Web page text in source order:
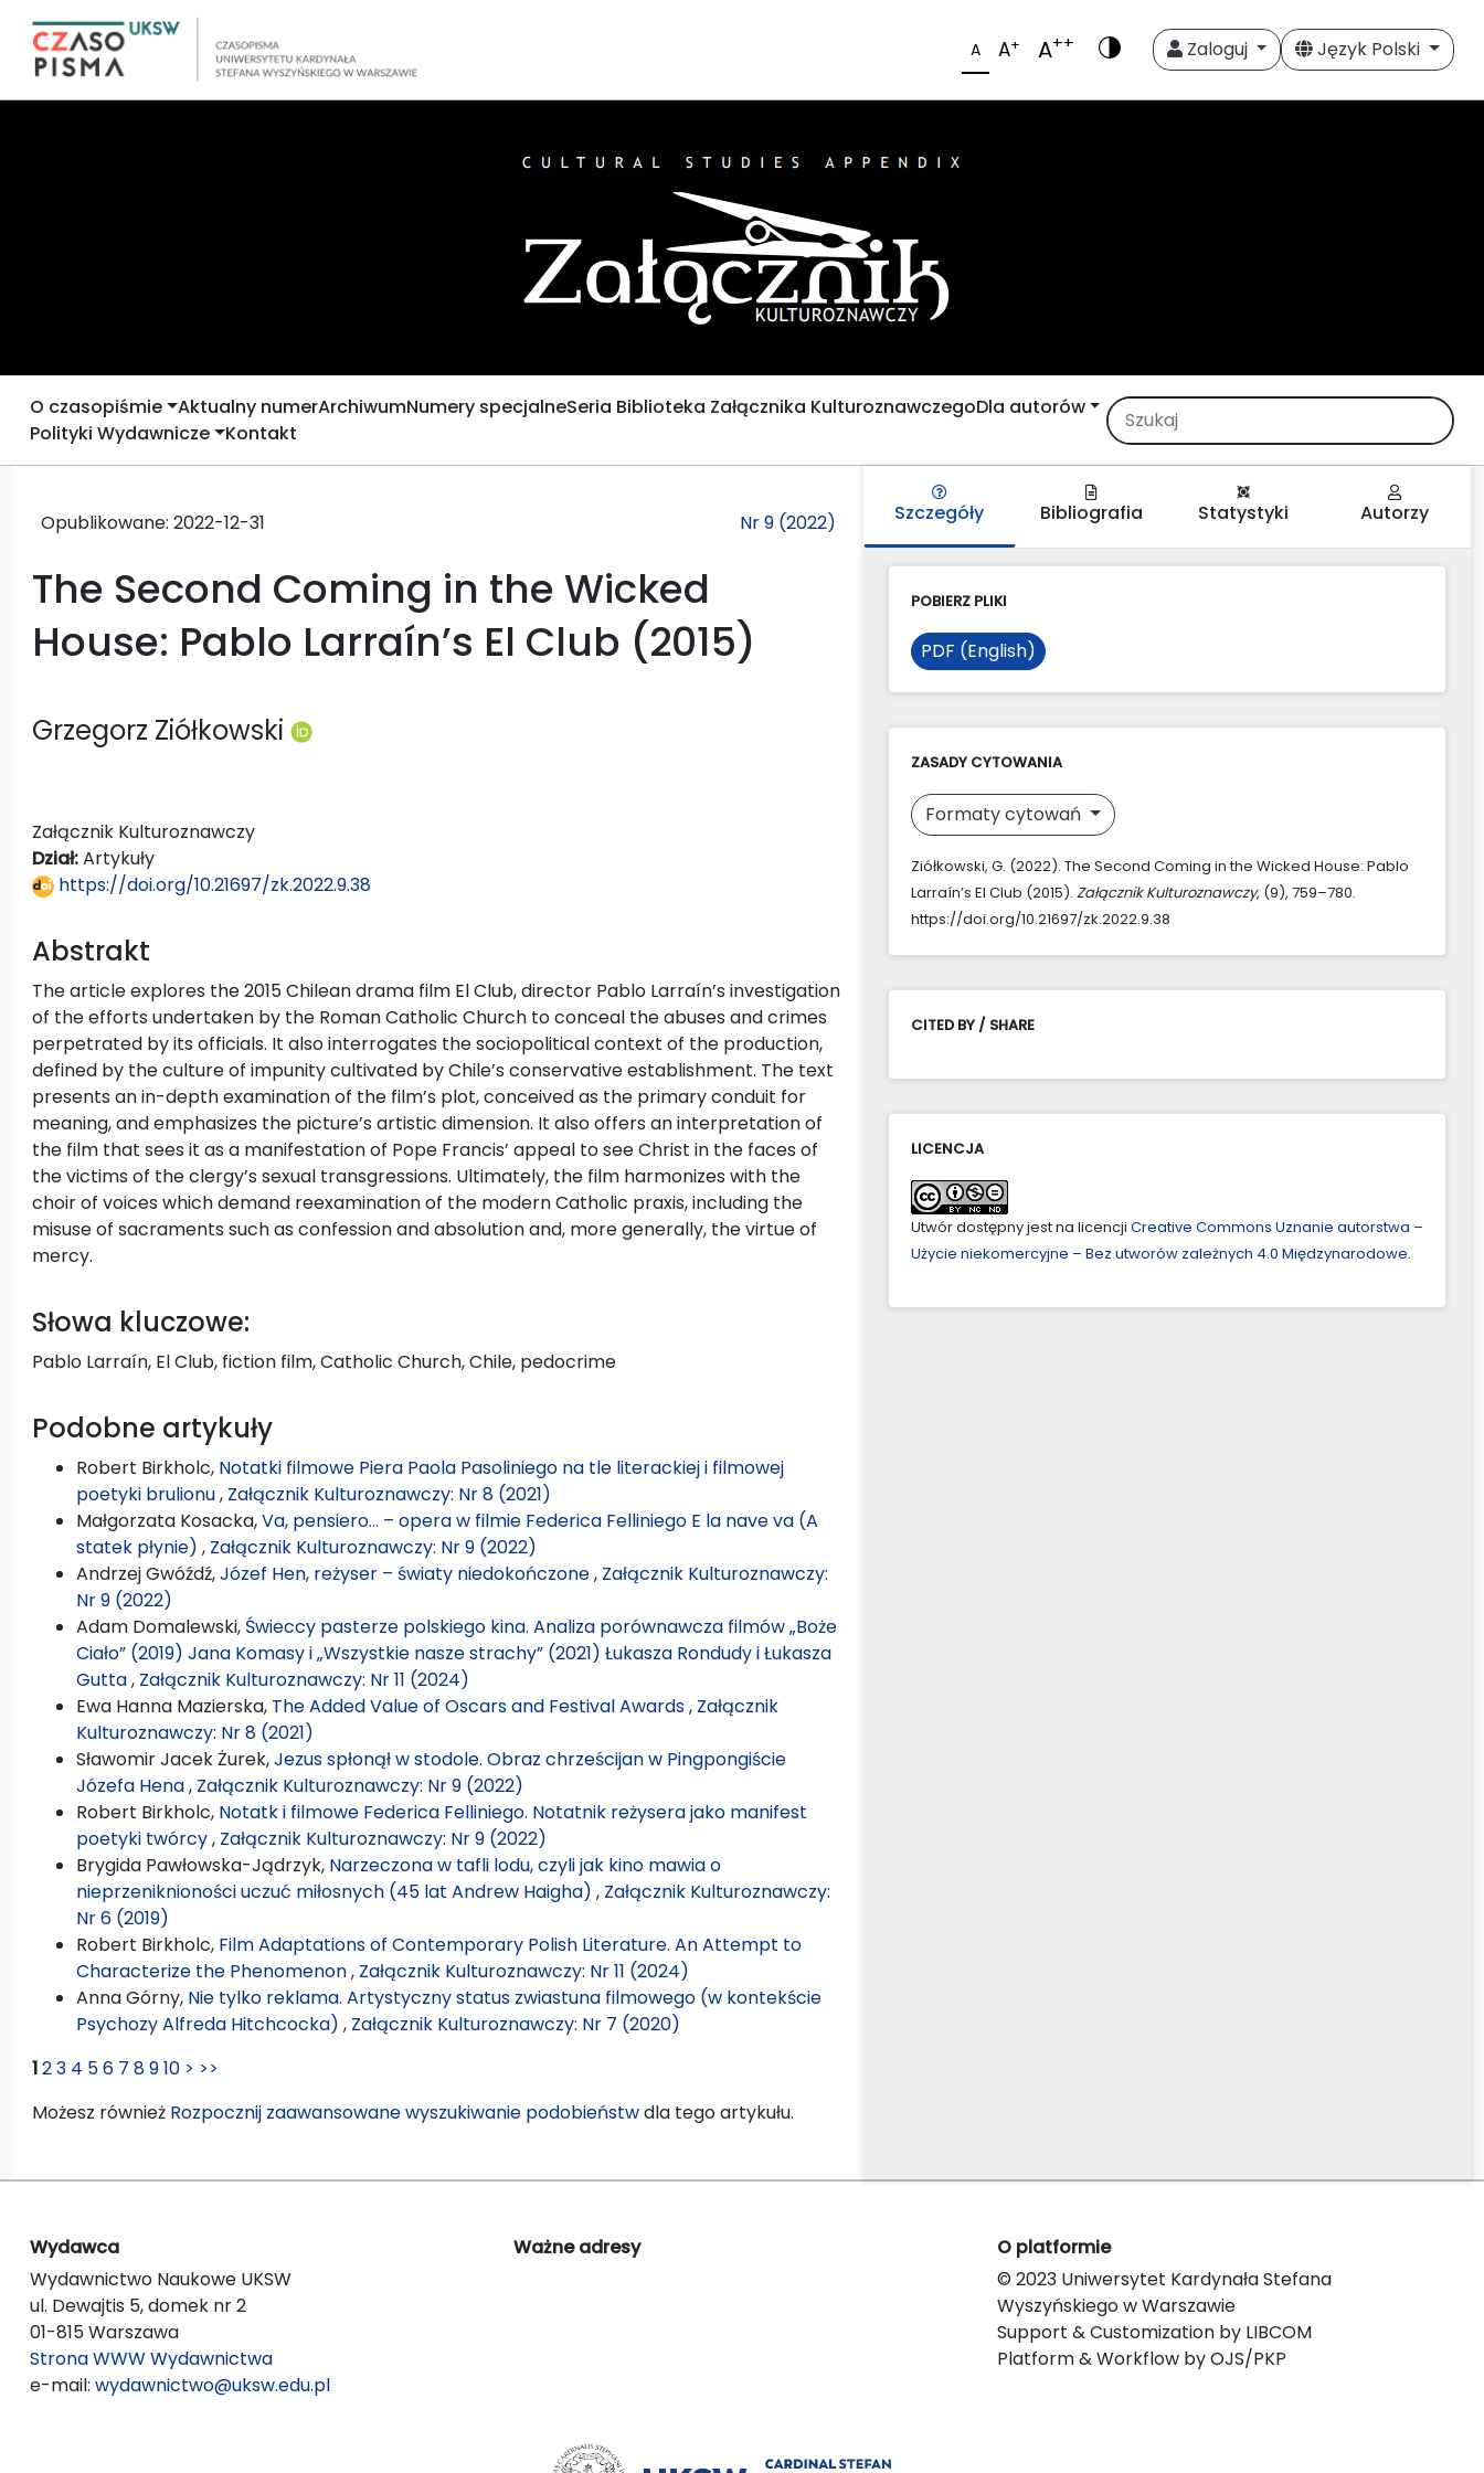
A A+ A++ Zaloguj Język Polski
O czasopiśmie Aktualny numerArchiwumNumery specjalneSeria Biblioteka Załącznika KulturoznawczegoDla autorów
Polityki Wydawnicze Kontakt
Opublikowane: 2022-12-31 Nr 9 (2022)
The Second Coming in the Wicked
House: Pablo Larraín’s El Club (2015)
Grzegorz Ziółkowski
Załącznik Kulturoznawczy
Dział:Artykuły
https://doi.org/10.21697/zk.2022.9.38
Abstrakt
The article explores the 2015 Chilean drama film El Club, director Pablo Larraín’s investigation
of the efforts undertaken by the Roman Catholic Church to conceal the abuses and crimes
perpetrated by its officials. It also interrogates the sociopolitical context of the production,
defined by the culture of impunity cultivated by Chile’s conservative establishment. The text
presents an in-depth examination of the film’s plot, conceived as the primary conduit for
meaning, and emphasizes the picture’s artistic dimension. It also offers an interpretation of
the film that sees it as a manifestation of Pope Francis’ appeal to see Christ in the faces of
the victims of the clergy’s sexual transgressions. Ultimately, the film harmonizes with the
choir of voices which demand reexamination of the modern Catholic praxis, including the
misuse of sacraments such as confession and absolution and, more generally, the virtue of
mercy.
Słowa kluczowe:
Pablo Larraín, El Club, fiction film, Catholic Church, Chile, pedocrime
Podobne artykuły
Robert Birkholc, Notatki filmowe Piera Paola Pasoliniego na tle literackiej i filmowej
poetyki brulionu, Załącznik Kulturoznawczy: Nr 8 (2021)
Małgorzata Kosacka,Va, pensiero… – opera w filmie Federica Felliniego E la nave va (A
statek płynie) , Załącznik Kulturoznawczy: Nr 9 (2022)
Andrzej Gwóźdź,Józef Hen, reżyser – światy niedokończone, Załącznik Kulturoznawczy:
Nr 9 (2022)
Adam Domalewski, Świeccy pasterze polskiego kina. Analiza porównawcza filmów „Boże
Ciało” (2019) Jana Komasy i „Wszystkie nasze strachy” (2021) Łukasza Rondudy i Łukasza
Gutta, Załącznik Kulturoznawczy: Nr 11 (2024)
Ewa Hanna Mazierska, The Added Value of Oscars and Festival Awards, Załącznik
Kulturoznawczy: Nr 8 (2021)
Sławomir Jacek Żurek,Jezus spłonął w stodole. Obraz chrześcijan w Pingpongiście
Józefa Hena, Załącznik Kulturoznawczy: Nr 9 (2022)
Robert Birkholc, Notatk i filmowe Federica Felliniego. Notatnik reżysera jako manifest
poetyki twórcy, Załącznik Kulturoznawczy: Nr 9 (2022)
Brygida Pawłowska-Jądrzyk, Narzeczona w tafli lodu, czyli jak kino mawia o
nieprzeniknioności uczuć miłosnych (45 lat Andrew Haigha) , Załącznik Kulturoznawczy:
Nr 6 (2019)
Robert Birkholc, Film Adaptations of Contemporary Polish Literature. An Attempt to
Characterize the Phenomenon, Załącznik Kulturoznawczy: Nr 11 (2024)
Anna Górny, Nie tylko reklama. Artystyczny status zwiastuna filmowego (w kontekście
Psychozy Alfreda Hitchcocka) , Załącznik Kulturoznawczy: Nr 7 (2020)
123 4 56 7 8910 > >>
Możesz również Rozpocznij zaawansowane wyszukiwanie podobieństwdla tego artykułu.
Szczegóły Bibliografia Statystyki Autorzy
POBIERZ PLIKI
PDF (English)
ZASADY CYTOWANIA
Formaty cytowań
Ziółkowski, G. (2022). The Second Coming in the Wicked House: Pablo
Larraín’s El Club (2015). Załącznik Kulturoznawczy, (9), 759–780.
https://doi.org/10.21697/zk.2022.9.38
CITED BY / SHARE
LICENCJA
Utwór dostępny jest na licencji Creative Commons Uznanie autorstwa –
Użycie niekomercyjne – Bez utworów zależnych 4.0 Międzynarodowe.
Wydawca
Wydawnictwo Naukowe UKSW
ul. Dewajtis 5, domek nr 2
01-815 Warszawa
Strona WWW Wydawnictwa
e-mail: wydawnictwo@uksw.edu.pl
Ważne adresy
O platformie
© 2023 Uniwersytet Kardynała Stefana
Wyszyńskiego w Warszawie
Support & Customization by LIBCOM
Platform & Workflow by OJS/PKP